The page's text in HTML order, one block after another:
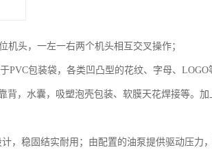
机头，一左一右两个机头相互交叉操作；
包装袋，各类凹凸型的花纹、字母、LOGO
背，水囊，吸塑泡壳包装、软膜天花焊接等。
，稳固结实耐用；由配置的油泵提供驱动压力